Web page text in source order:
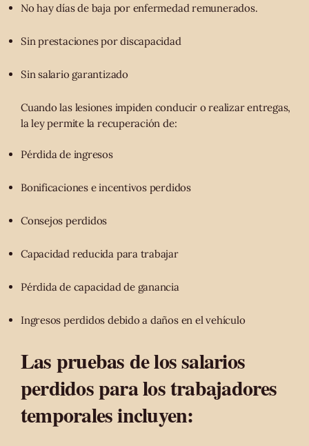
No hay días de baja por enfermedad remunerados.
Sin prestaciones por discapacidad
Sin salario garantizado
Cuando las lesiones impiden conducir o realizar entregas,
la ley permite la recuperación de:
Pérdida de ingresos
Bonificaciones e incentivos perdidos
Consejos perdidos
Capacidad reducida para trabajar
Pérdida de capacidad de ganancia
Ingresos perdidos debido a daños en el vehículo
Las pruebas de los salarios
perdidos para los trabajadores
temporales incluyen: